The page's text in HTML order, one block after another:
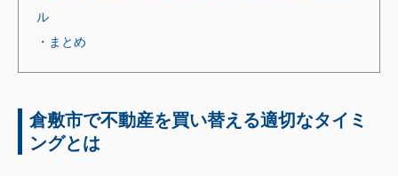
ル
・まとめ
倉敷市で不動産を買い替える適切なタイミ
ングとは